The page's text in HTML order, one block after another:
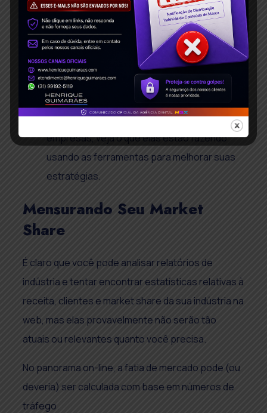
relatório Market Explorer, você pode analisar
as estratégias dos outros players de
mercado. Isso pode ajudar você a se
beneficiar das táticas que os líderes de
mercado usam e considerar se deve
implementá-las. Quando perceber aumentos
acentuados no market share de outras
empresas, veja o que elas estão fazendo
usando as ferramentas para melhorar suas
estratégias.
Mensurando Seu Market
Share
É claro que você pode analisar relatórios de
indústria e tentar encontrar estatísticas relativas à
receita, clientes e market share da sua indústria na
web, mas elas provavelmente não serão tão
atuais ou relevantes quanto você precisa.
No panorama on-line, a fatia de mercado pode (ou
deveria) ser calculada com base em números de
tráfego.